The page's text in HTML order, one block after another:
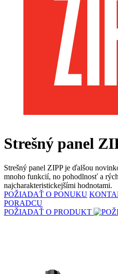
Strešný panel
Strešný panel ZIPP je ďalšou
mnoho funkcií, no pohodlnosť a
najcharakteristickejšími hodnotami.
POŽIADAŤ O PONUKU
PORADCU
POŽIADAŤ O PRODUKT